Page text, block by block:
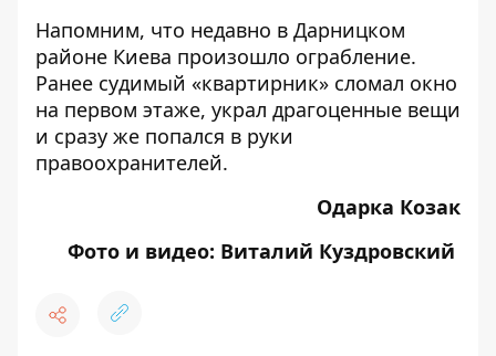
Напомним, что недавно в Дарницком
районе Киева произошло ограбление.
Ранее судимый «квартирник» сломал окно
на первом этаже, украл драгоценные вещи
и сразу же попался в руки
правоохранителей.
Одарка Козак
Фото и видео: Виталий Куздровский